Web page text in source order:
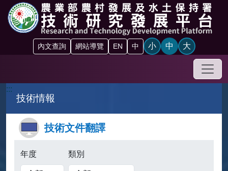
跳到主要內容區塊
內文查詢 網站導覽 EN 中 小 中 大
手機
:::
技術情報
技術文件翻譯
年度 類別